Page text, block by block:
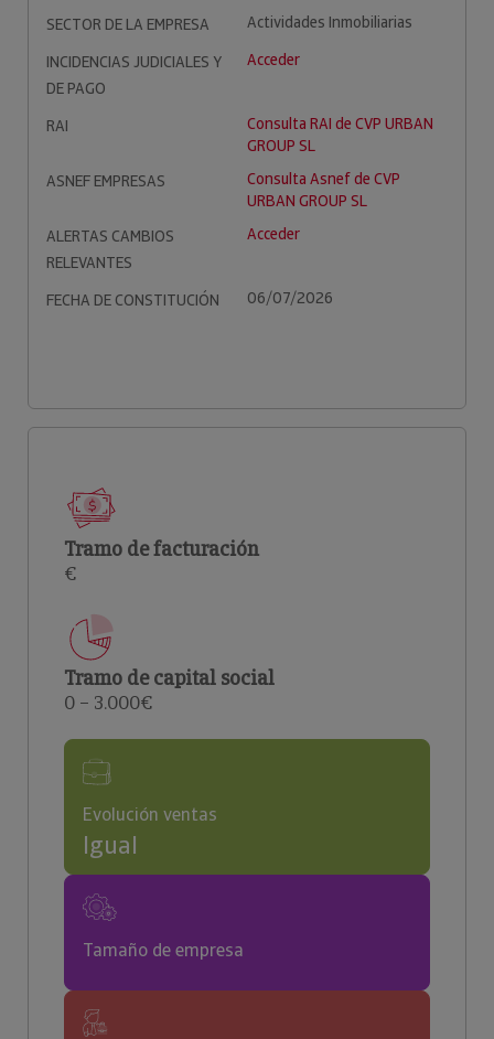
SECTOR DE LA EMPRESA
Actividades Inmobiliarias
INCIDENCIAS JUDICIALES Y
DE PAGO
Acceder
RAI
Consulta RAI de CVP URBAN
GROUP SL
ASNEF EMPRESAS
Consulta Asnef de CVP
URBAN GROUP SL
ALERTAS CAMBIOS
RELEVANTES
Acceder
FECHA DE CONSTITUCIÓN 06/07/2026
Tramo de facturación
€
Tramo de capital social
0 – 3.000€
Evolución ventas
Igual
Tamaño de empresa